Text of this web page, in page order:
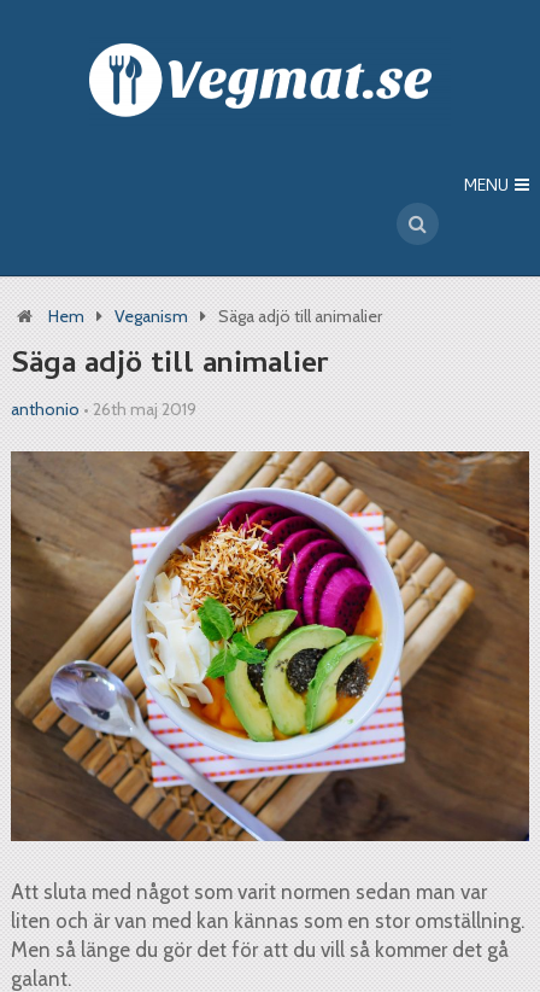
MENU
Hem Veganism Säga adjö till animalier
Säga adjö till animalier
anthonio • 26th maj 2019
Att sluta med något som varit normen sedan man var
liten och är van med kan kännas som en stor omställning.
Men så länge du gör det för att du vill så kommer det gå
galant.